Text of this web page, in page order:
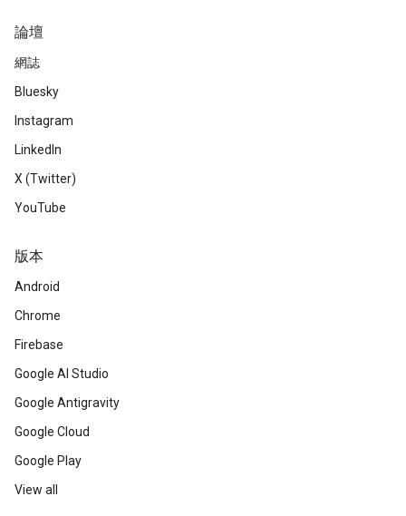
論壇
網誌
Bluesky
Instagram
LinkedIn
X (Twitter)
YouTube
版本
Android
Chrome
Firebase
Google AI Studio
Google Antigravity
Google Cloud
Google Play
View all